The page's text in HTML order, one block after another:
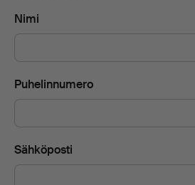
Nimi
Puhelinnumero
Sähköposti